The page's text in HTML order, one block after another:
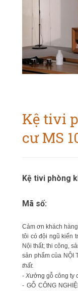
Kệ tivi
cư MS
Kệ tivi phòng
Mã số:
Cảm ơn khách
tôi có đội ngũ kiến
Nội thất; thi công,
sản phẩm của NỘI
thất.
- Xưởng gỗ công ty
- GỖ CÔNG